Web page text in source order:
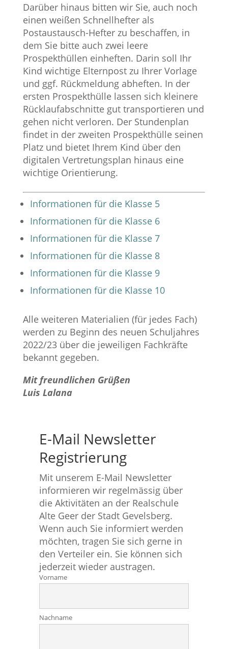
Darüber hinaus bitten wir Sie, auch noch
einen weißen Schnellhefter als
Postaustausch-Hefter zu beschaffen, in
dem Sie bitte auch zwei leere
Prospekthüllen einheften. Darin soll Ihr
Kind wichtige Elternpost zu Ihrer Vorlage
und ggf. Rückmeldung abheften. In der
ersten Prospekthülle lassen sich kleinere
Rücklaufabschnitte gut transportieren und
gehen nicht verloren. Der Stundenplan
findet in der zweiten Prospekthülle seinen
Platz und bietet Ihrem Kind über den
digitalen Vertretungsplan hinaus eine
wichtige Orientierung.
Informationen für die Klasse 5
Informationen für die Klasse 6
Informationen für die Klasse 7
Informationen für die Klasse 8
Informationen für die Klasse 9
Informationen für die Klasse 10
Alle weiteren Materialien (für jedes Fach)
werden zu Beginn des neuen Schuljahres
2022/23 über die jeweiligen Fachkräfte
bekannt gegeben.
Mit freundlichen Grüßen
Luis Lalana
E-Mail Newsletter
Registrierung
Mit unserem E-Mail Newsletter
informieren wir regelmässig über
die Aktivitäten an der Realschule
Alte Geer der Stadt Gevelsberg.
Wenn auch Sie informiert werden
möchten, tragen Sie sich gerne in
den Verteiler ein. Sie können sich
jederzeit wieder austragen.
Vorname
Nachname